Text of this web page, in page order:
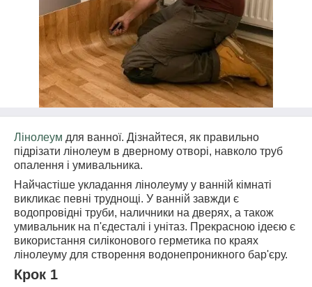
Лінолеум для ванної. Дізнайтеся, як правильно
підрізати лінолеум в дверному отворі, навколо труб
опалення і умивальника.
Найчастіше укладання лінолеуму у ванній кімнаті
викликає певні труднощі. У ванній завжди є
водопровідні труби, наличники на дверях, а також
умивальник на п'єдесталі і унітаз. Прекрасною ідеєю є
використання силіконового герметика по краях
лінолеуму для створення водонепроникного бар'єру.
Крок 1